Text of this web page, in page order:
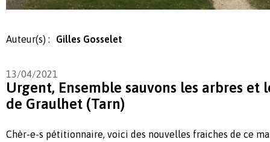
Auteur(s) : Gilles Gosselet
13/04/2021
Urgent, Ensemble sauvons les arbres et
de Graulhet (Tarn)
Chèr-e-s pétitionnaire, voici des nouvelles fraiches de ce